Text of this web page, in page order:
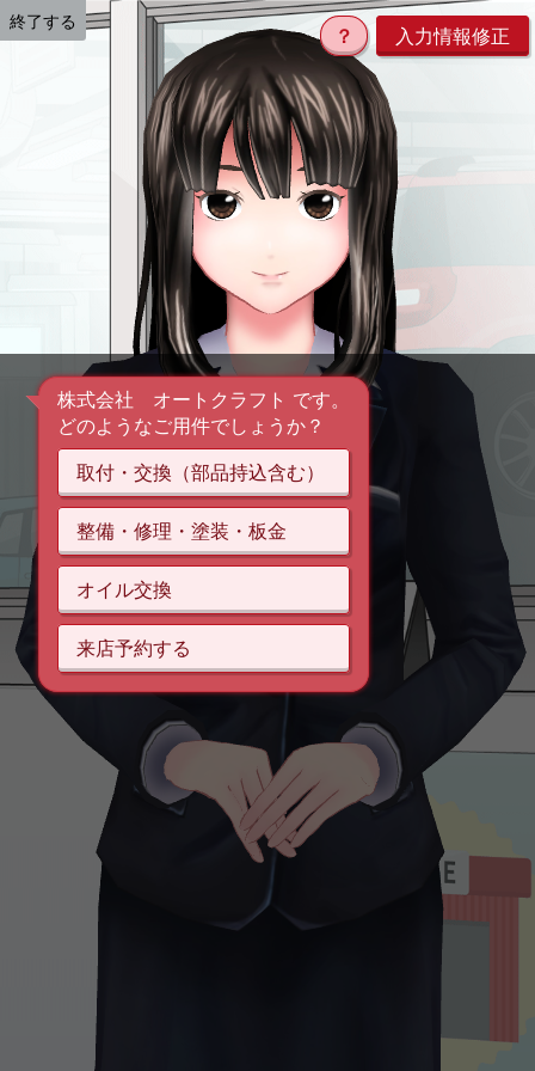
入力情報修正
？
終了する
株式会社 オートクラフト です。
どのようなご用件でしょうか？
取付・交換（部品持込含む）
整備・修理・塗装・板金
オイル交換
来店予約する